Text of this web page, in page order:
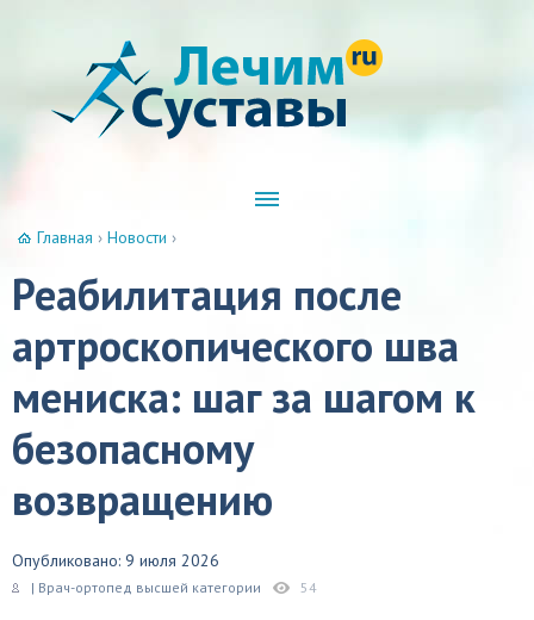
Главная › Новости ›
Реабилитация после
артроскопического шва
мениска: шаг за шагом к
безопасному
возвращению
Опубликовано: 9 июля 2026
| Врач-ортопед высшей категории 54